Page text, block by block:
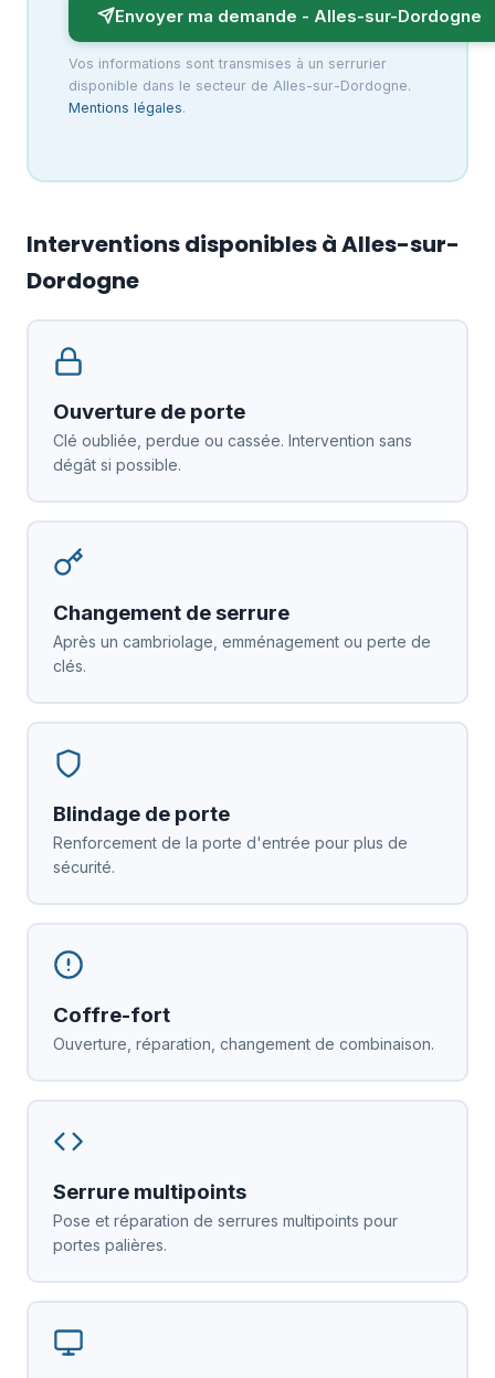
Envoyer ma demande - Alles-sur-Dordogne
Vos informations sont transmises à un serrurier
disponible dans le secteur de Alles-sur-Dordogne.
Mentions légales.
Interventions disponibles à Alles-sur-
Dordogne
Ouverture de porte
Clé oubliée, perdue ou cassée. Intervention sans
dégât si possible.
Changement de serrure
Après un cambriolage, emménagement ou perte de
clés.
Blindage de porte
Renforcement de la porte d'entrée pour plus de
sécurité.
Coffre-fort
Ouverture, réparation, changement de combinaison.
Serrure multipoints
Pose et réparation de serrures multipoints pour
portes palières.